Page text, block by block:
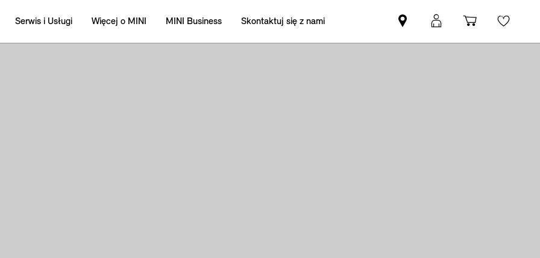
Serwis i Usługi Więcej o MINI MINI Business Skontaktuj się z nami
Znajdź
Partnera
Logowanie
MyMini
Koszyk